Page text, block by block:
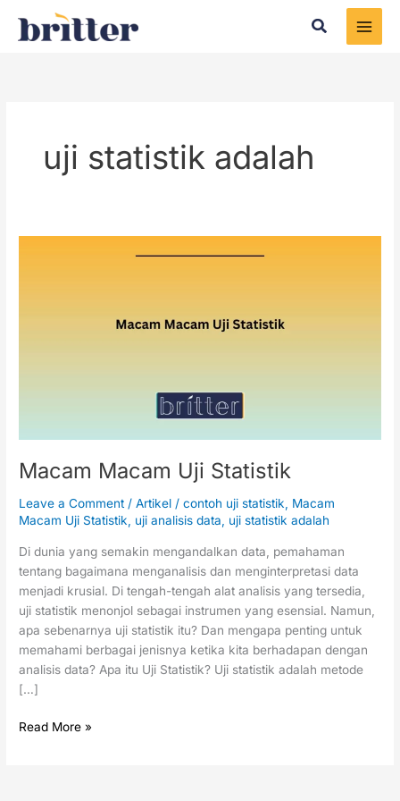
Search
uji statistik adalah
Macam Macam Uji Statistik
Leave a Comment /Artikel /contoh uji statistik, Macam
Macam Uji Statistik, uji analisis data, uji statistik adalah
Di dunia yang semakin mengandalkan data, pemahaman
tentang bagaimana menganalisis dan menginterpretasi data
menjadi krusial. Di tengah-tengah alat analisis yang tersedia,
uji statistik menonjol sebagai instrumen yang esensial. Namun,
apa sebenarnya uji statistik itu? Dan mengapa penting untuk
memahami berbagai jenisnya ketika kita berhadapan dengan
analisis data? Apa itu Uji Statistik? Uji statistik adalah metode
[…]
Read More »